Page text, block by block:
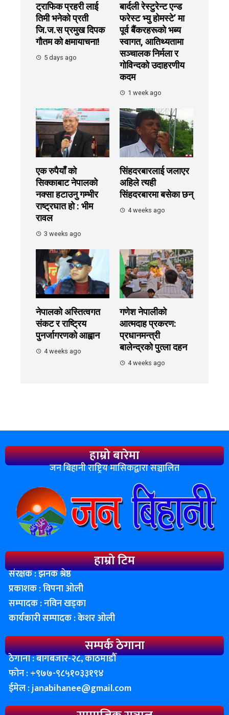
ट्राफिक प्रहरी लाई
तिमी भनेको प्रती
जि.ज.स प्रमुख दिपक
गौतम को क्षमायाचना!
5 days ago
बार्दली रेस्टुरेन्ट एन्ड
फरेस्ट भ्यु होमस्टे’ मा
पूर्व बैंकरहरूको भब्य
स्वागत, आतिथ्यतामा
सञ्चालक निर्मला र
गोविन्दको उदाहरणीय
कदम
1 week ago
एक रुपैयाँ को
सिक्काबाट नेपालको
नक्सा हटाउनु गम्भीर
राष्ट्रघात हो : भीम
रावल
3 weeks ago
सिंहदरबारलाई जलाएर
अहिले त्यही
सिंहदरबारमा बसेका छन्
4 weeks ago
नेपालको अस्तित्वगत
संकट र राष्ट्रिय
पुनर्जागरणको आह्वान
4 weeks ago
गणेश नेपालीको
आत्मदाह प्रकरण:
प्रधानमन्त्री
बालेन्द्रको पुत्ला दहन
4 weeks ago
हाम्रो बारेमा
जन बिहानी राष्ट्रिय मासिकद्वारा सञ्चालित
हाम्रो टिम
संरक्षक : झनक श्रेष्ठ
प्रकाशक : विपना ओली
सम्पादक : नविन खड्का
कार्यकारी सम्पादक : केशर ओली
सम्पर्क ठेगाना
ठेगाना : बागबजार-२८, काठमाडाैँ
फोन : ‌+९७७-९८५१०३३१९४
ईमेल :janabihanee@gmail.com